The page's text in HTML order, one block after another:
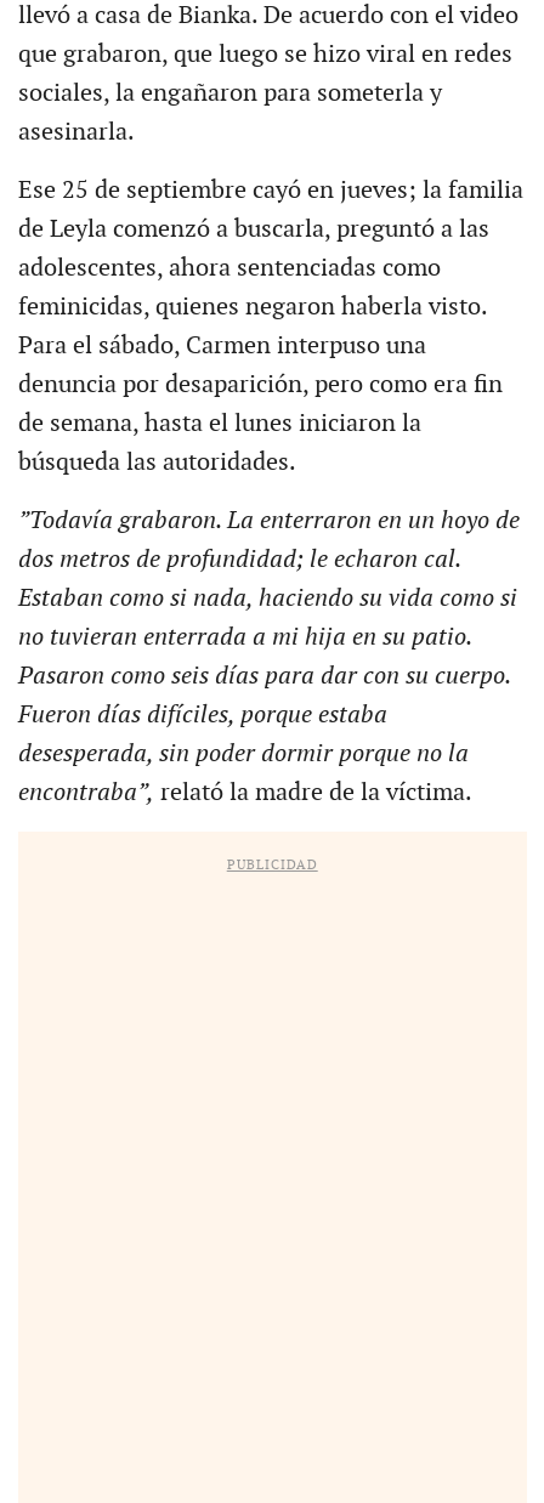
llevó a casa de Bianka. De acuerdo con el video
que grabaron, que luego se hizo viral en redes
sociales, la engañaron para someterla y
asesinarla.
Ese 25 de septiembre cayó en jueves; la familia
de Leyla comenzó a buscarla, preguntó a las
adolescentes, ahora sentenciadas como
feminicidas, quienes negaron haberla visto.
Para el sábado, Carmen interpuso una
denuncia por desaparición, pero como era fin
de semana, hasta el lunes iniciaron la
búsqueda las autoridades.
”Todavía grabaron. La enterraron en un hoyo de
dos metros de profundidad; le echaron cal.
Estaban como si nada, haciendo su vida como si
no tuvieran enterrada a mi hija en su patio.
Pasaron como seis días para dar con su cuerpo.
Fueron días difíciles, porque estaba
desesperada, sin poder dormir porque no la
encontraba”, relató la madre de la víctima.
PUBLICIDAD